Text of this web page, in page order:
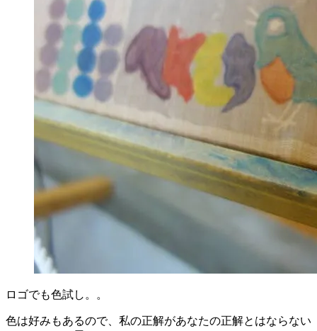
ロゴでも色試し。。
色は好みもあるので、私の正解があなたの正解とはならない